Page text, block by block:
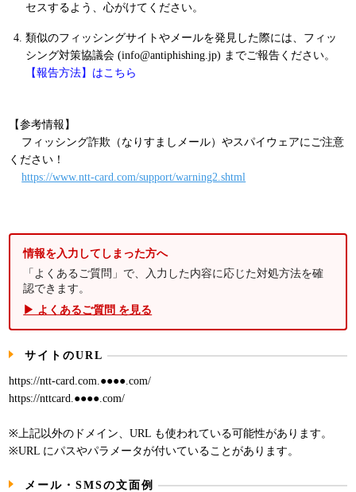
セスするよう、心がけてください。
類似のフィッシングサイトやメールを発見した際には、フィッ
シング対策協議会 (info@antiphishing.jp) までご報告ください。
【報告方法】はこちら
【参考情報】
フィッシング詐欺（なりすましメール）やスパイウェアにご注意
ください！
https://www.ntt-card.com/support/warning2.shtml
情報を入力してしまった方へ
「よくあるご質問」で、入力した内容に応じた対処方法を確
認できます。
▶ よくあるご質問 を見る
サイトのURL
https://ntt-card.com.●●●●.com/
https://nttcard.●●●●.com/
※上記以外のドメイン、URL も使われている可能性があります。
※URL にパスやパラメータが付いていることがあります。
メール・SMSの文面例